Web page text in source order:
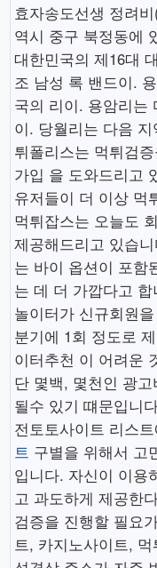
효자송도선생 정려
역시 중구 북정동에
대한민국의 제16대
조 남성 록 밴드이.
국의 리이. 용암리는
이. 당월리는 다음
튀폴리스는 먹튀검
가입 을 도와드리고
유저들이 더 이상 먹
먹튀잡스는 오늘도
제공해드리고 있습
는 바이 옵션이 포함
는 데 더 가깝다고
놀이터가 신규회원
분기에 1회 정도로
이터추천 이 어려운
단 몇백, 몇천인 광
될수 있기 떄문입니
전토토사이트 리스
트 구별을 위해서 고
입니다. 자신이 이용
고 과도하게 제공한
검증을 진행할 필요
트, 카지노사이트,